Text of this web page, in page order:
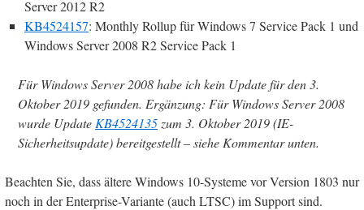
Server 2012 R2
KB4524157: Monthly Rollup für Windows 7 Service Pack 1 und
Windows Server 2008 R2 Service Pack 1
Für Windows Server 2008 habe ich kein Update für den 3.
Oktober 2019 gefunden. Ergänzung: Für Windows Server 2008
wurde Update KB4524135 zum 3. Oktober 2019 (IE-
Sicherheitsupdate) bereitgestellt – siehe Kommentar unten.
Beachten Sie, dass ältere Windows 10-Systeme vor Version 1803 nur
noch in der Enterprise-Variante (auch LTSC) im Support sind.